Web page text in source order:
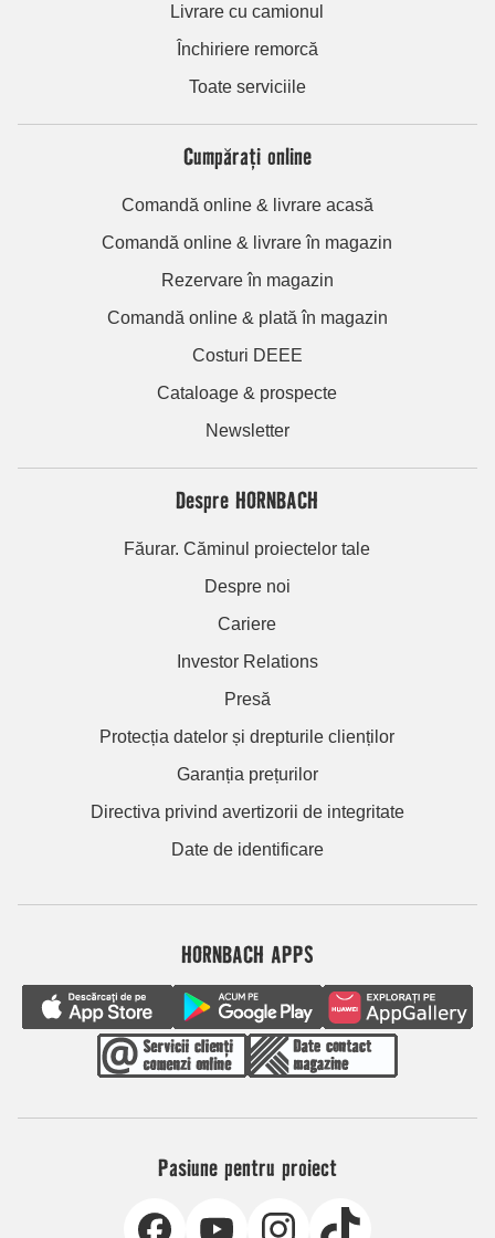
Livrare cu camionul
Închiriere remorcă
Toate serviciile
Cumpărați online
Comandă online & livrare acasă
Comandă online & livrare în magazin
Rezervare în magazin
Comandă online & plată în magazin
Costuri DEEE
Cataloage & prospecte
Newsletter
Despre HORNBACH
Făurar. Căminul proiectelor tale
Despre noi
Cariere
Investor Relations
Presă
Protecția datelor și drepturile clienților
Garanția prețurilor
Directiva privind avertizorii de integritate
Date de identificare
HORNBACH APPS
Pasiune pentru proiect